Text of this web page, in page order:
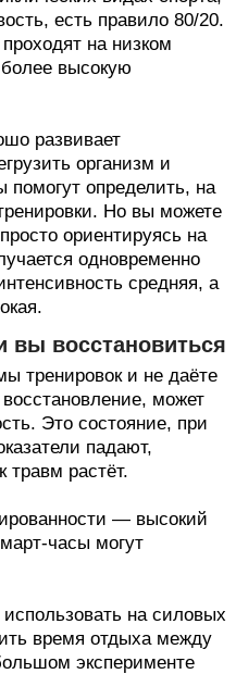
есть правило 80/20.
на низком
высокую
развивает
организм и
определить, на
Но вы можете
ориентируясь на
одновременно
средняя, а
вы восстановиться
тренировок и не даёте
может
Это состояние, при
падают,
травм растёт.
— высокий
часы могут
на силовых
время отдыха между
эксперименте